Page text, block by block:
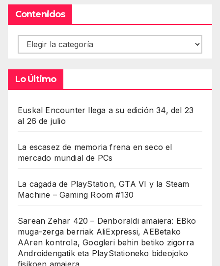
Contenidos
Contenidos
Lo Último
Euskal Encounter llega a su edición 34, del 23
al 26 de julio
La escasez de memoria frena en seco el
mercado mundial de PCs
La cagada de PlayStation, GTA VI y la Steam
Machine – Gaming Room #130
Sarean Zehar 420 – Denboraldi amaiera: EBko
muga-zerga berriak AliExpressi, AEBetako
AAren kontrola, Googleri behin betiko zigorra
Androidengatik eta PlayStationeko bideojoko